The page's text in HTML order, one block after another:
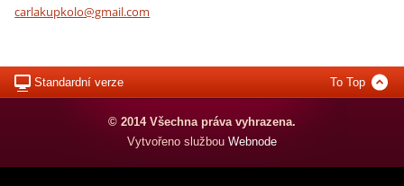
carlakupkolo@gmail.com
Standardní verze To Top
© 2014 Všechna práva vyhrazena.
Vytvořeno službou Webnode